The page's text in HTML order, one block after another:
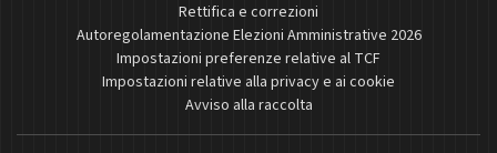
Rettifica e correzioni
Autoregolamentazione Elezioni Amministrative 2026
Impostazioni preferenze relative al TCF
Impostazioni relative alla privacy e ai cookie
Avviso alla raccolta